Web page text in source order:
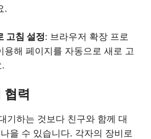
.
고침 설정: 브라우저 확장 프로
용해 페이지를 자동으로 새로 고
협력
기하는 것보다 친구와 함께 대
을 수 있습니다. 각자의 장비로